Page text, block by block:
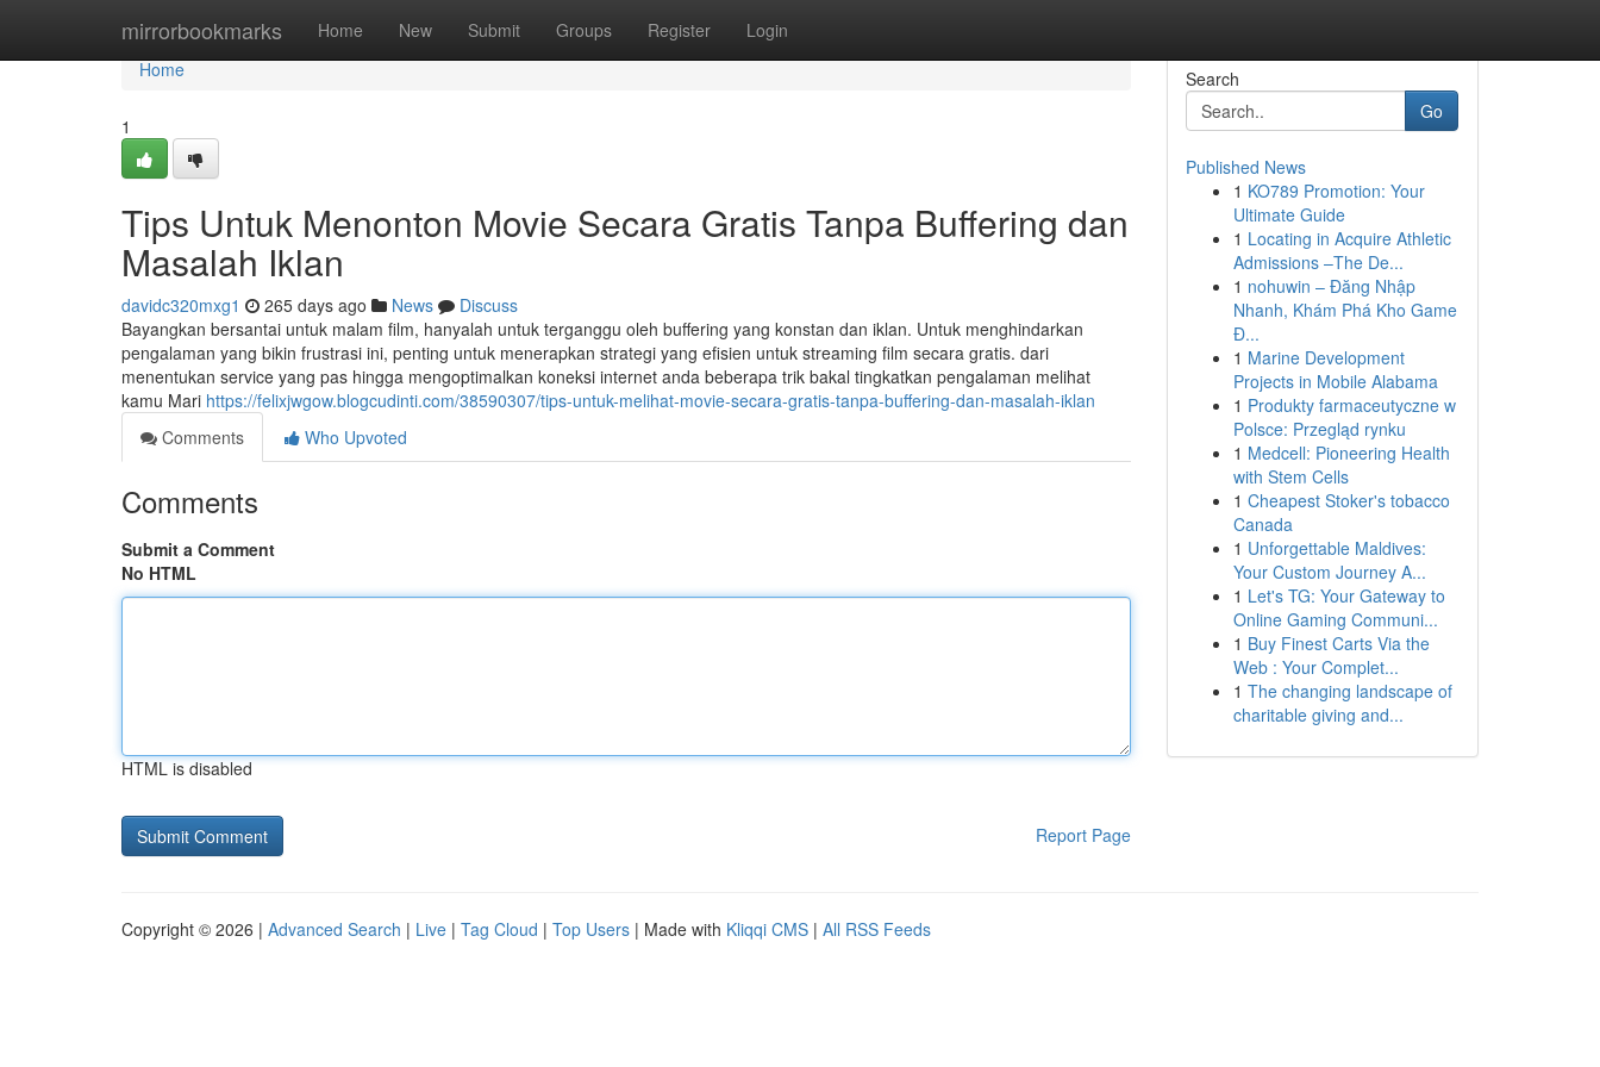
mirrorbookmarks Home New Submit Groups Register Login
Home
Home
1
Tips Untuk Menonton Movie Secara Gratis Tanpa Buffering dan
Masalah Iklan
davidc320mxg1 265 days ago News
Discuss
Bayangkan bersantai untuk malam film, hanyalah untuk terganggu oleh buffering yang konstan dan iklan. Untuk menghindarkan
pengalaman yang bikin frustrasi ini, penting untuk menerapkan strategi yang efisien untuk streaming film secara gratis. dari
menentukan service yang pas hingga mengoptimalkan koneksi internet anda beberapa trik bakal tingkatkan pengalaman melihat
kamu Mari https://felixjwgow.blogcudinti.com/38590307/tips-untuk-melihat-movie-secara-gratis-tanpa-buffering-dan-masalah-iklan
Comments
Who Upvoted
Comments
Submit a Comment
No HTML
HTML is disabled
Report Page
Search
Go
Published News
1 KO789 Promotion: Your
Ultimate Guide
1 Locating in Acquire Athletic
Admissions –The De...
1 nohuwin – Đăng Nhập
Nhanh, Khám Phá Kho Game
Đ...
1 Marine Development
Projects in Mobile Alabama
1 Produkty farmaceutyczne w
Polsce: Przegląd rynku
1 Medcell: Pioneering Health
with Stem Cells
1 Cheapest Stoker's tobacco
Canada
1 Unforgettable Maldives:
Your Custom Journey A...
1 Let's TG: Your Gateway to
Online Gaming Communi...
1 Buy Finest Carts Via the
Web : Your Complet...
1 The changing landscape of
charitable giving and...
Copyright © 2026 | Advanced Search | Live | Tag Cloud | Top Users | Made with Kliqqi CMS | All RSS Feeds